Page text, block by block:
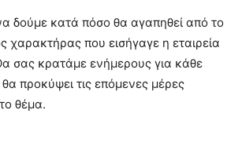
δούμε κατά πόσο θα αγαπηθεί από το
χαρακτήρας που εισήγαγε η εταιρεία
σας κρατάμε ενήμερους για κάθε
προκύψει τις επόμενες μέρες
θέμα.